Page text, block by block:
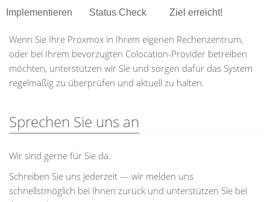
Implementieren Status Check Ziel erreicht!
Wenn Sie Ihre Proxmox in Ihrem eigenen Rechenzentrum,
oder bei Ihrem bevorzugten Colocation-Provider betreiben
möchten, unterstützen wir Sie und sorgen dafür das System
regelmäßig zu überprüfen und aktuell zu halten.
Sprechen Sie uns an
Wir sind gerne für Sie da.
Schreiben Sie uns jederzeit — wir melden uns
schnellstmöglich bei Ihnen zurück und unterstützen Sie bei